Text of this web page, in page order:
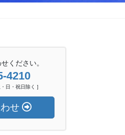
ください。
4210
日・祝日除く ]
せ